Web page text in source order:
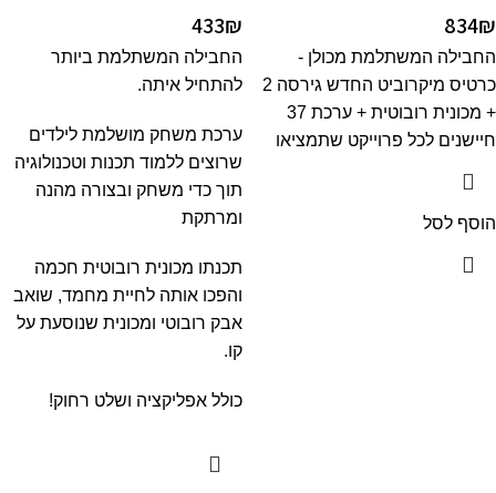
834₪
החבילה המשתלמת מכולן -
כרטיס מיקרוביט החדש גירסה 2
+ מכונית רובוטית + ערכת 37
חיישנים לכל פרוייקט שתמציאו
הוסף לסל
433₪
החבילה המשתלמת ביותר
להתחיל איתה.
ערכת משחק מושלמת לילדים
שרוצים ללמוד תכנות וטכנולוגיה
תוך כדי משחק ובצורה מהנה
ומרתקת
תכנתו מכונית רובוטית חכמה
והפכו אותה לחיית מחמד, שואב
אבק רובוטי ומכונית שנוסעת על
קו.
כולל אפליקציה ושלט רחוק!